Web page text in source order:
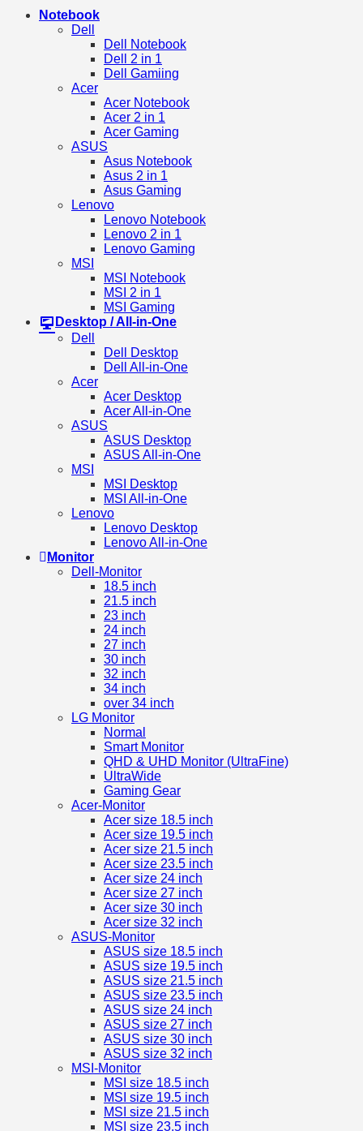
Notebook
Dell
Dell Notebook
Dell 2 in 1
Dell Gamiing
Acer
Acer Notebook
Acer 2 in 1
Acer Gaming
ASUS
Asus Notebook
Asus 2 in 1
Asus Gaming
Lenovo
Lenovo Notebook
Lenovo 2 in 1
Lenovo Gaming
MSI
MSI Notebook
MSI 2 in 1
MSI Gaming
Desktop / All-in-One
Dell
Dell Desktop
Dell All-in-One
Acer
Acer Desktop
Acer All-in-One
ASUS
ASUS Desktop
ASUS All-in-One
MSI
MSI Desktop
MSI All-in-One
Lenovo
Lenovo Desktop
Lenovo All-in-One
Monitor
Dell-Monitor
18.5 inch
21.5 inch
23 inch
24 inch
27 inch
30 inch
32 inch
34 inch
over 34 inch
LG Monitor
Normal
Smart Monitor
QHD & UHD Monitor (UltraFine)
UltraWide
Gaming Gear
Acer-Monitor
Acer size 18.5 inch
Acer size 19.5 inch
Acer size 21.5 inch
Acer size 23.5 inch
Acer size 24 inch
Acer size 27 inch
Acer size 30 inch
Acer size 32 inch
ASUS-Monitor
ASUS size 18.5 inch
ASUS size 19.5 inch
ASUS size 21.5 inch
ASUS size 23.5 inch
ASUS size 24 inch
ASUS size 27 inch
ASUS size 30 inch
ASUS size 32 inch
MSI-Monitor
MSI size 18.5 inch
MSI size 19.5 inch
MSI size 21.5 inch
MSI size 23.5 inch